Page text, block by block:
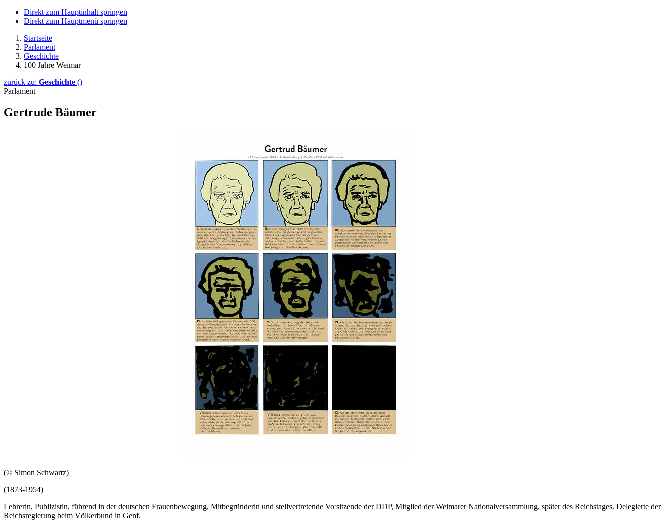
Direkt zum Hauptinhalt springen
Direkt zum Hauptmenü springen
Startseite
Parlament
Geschichte
100 Jahre Weimar
zurück zu: Geschichte ()
Parlament
Gertrude Bäumer
(© Simon Schwartz)
(1873-1954)
Lehrerin, Publizistin, führend in der deutschen Frauenbewegung, Mitbegründerin und stellvertretende Vorsitzende der DDP, Mitglied der Weimarer Nationalversammlung, später des Reichstages. Delegierte der
Reichsregierung beim Völkerbund in Genf.